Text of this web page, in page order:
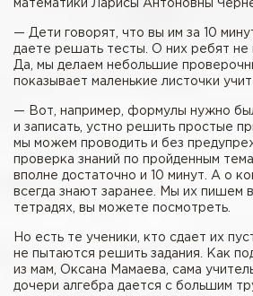
математики Ларисы Антоновны
— Дети говорят, что вы им за 10
даете решать тесты. О них ребят
Да, мы делаем небольшие
показывает маленькие листочки
— Вот, например, формулы нужно
и записать, устно решить простые
мы можем проводить и без
проверка знаний по пройденным
вполне достаточно и 10 минут. А о
всегда знают заранее. Мы их пишем
тетрадях, вы можете посмотреть.
Но есть те ученики, кто сдает их
не пытаются решить задания. Как
из мам, Оксана Мамаева, сама
дочери алгебра дается с большим